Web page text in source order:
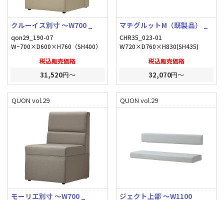
クルーイス別寸 ～W700 _
qon29_190-07
W~700×D600×H760（SH400）
税込販売価格
31,520円～
マチグルットM（既製品） _
CHR35_023-01
W720×D760×H830(SH435)
税込販売価格
32,070円～
QUON vol.29
モーリエ別寸 ～W700 _
QUON vol.29
ジェクト上部 ～W1100